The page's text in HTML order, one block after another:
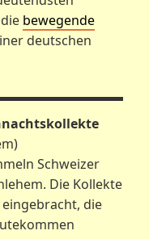
bewegende
deutschen
Schweizer
Die Kollekte
die